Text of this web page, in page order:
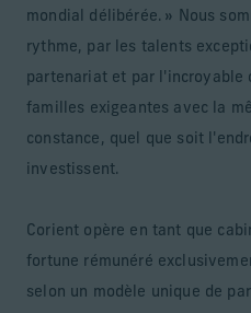
mondial délibérée. » Nous
rythme, par les talents
partenariat et par l'incroyable
familles exigeantes avec la
constance, quel que soit
investissent.
Corient opère en tant que
fortune rémunéré
selon un modèle unique de